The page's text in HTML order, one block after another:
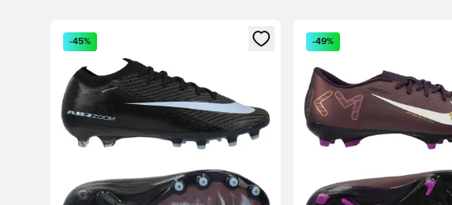
Megnyit egy modált a bejelentkezéshez vagy a tagként való
-45%
Megnyit egy modált a
-49%